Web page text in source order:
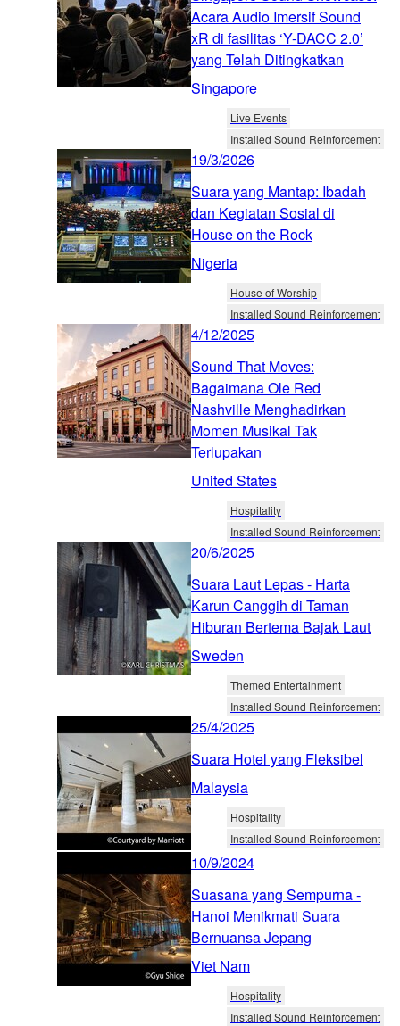
Acara Audio Imersif Sound
xR di fasilitas ‘Y-DACC 2.0’
yang Telah Ditingkatkan
Singapore
Live Events
Installed Sound Reinforcement
19/3/2026
Suara yang Mantap: Ibadah
dan Kegiatan Sosial di
House on the Rock
Nigeria
House of Worship
Installed Sound Reinforcement
4/12/2025
Sound That Moves:
Bagaimana Ole Red
Nashville Menghadirkan
Momen Musikal Tak
Terlupakan
United States
Hospitality
Installed Sound Reinforcement
20/6/2025
Suara Laut Lepas - Harta
Karun Canggih di Taman
Hiburan Bertema Bajak Laut
Sweden
Themed Entertainment
Installed Sound Reinforcement
25/4/2025
Suara Hotel yang Fleksibel
Malaysia
Hospitality
Installed Sound Reinforcement
10/9/2024
Suasana yang Sempurna -
Hanoi Menikmati Suara
Bernuansa Jepang
Viet Nam
Hospitality
Installed Sound Reinforcement